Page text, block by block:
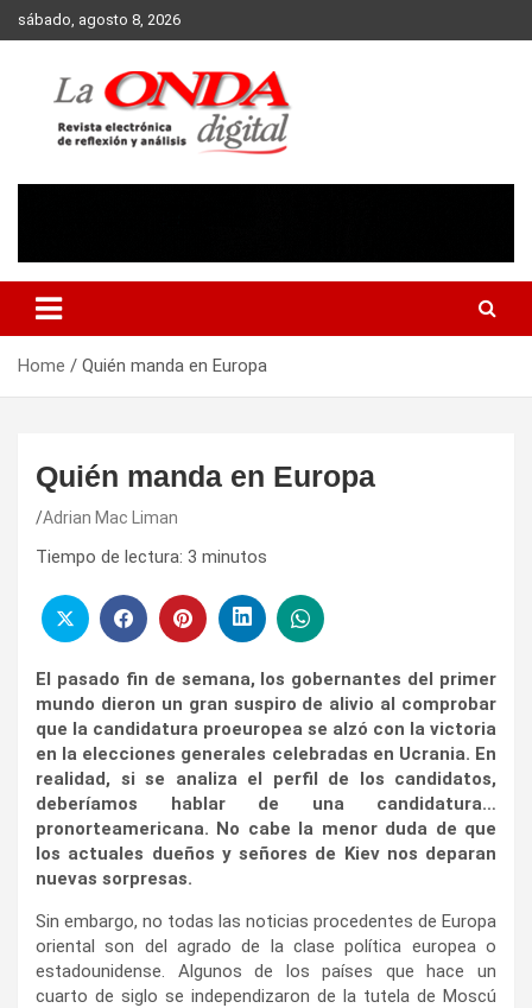
Skip
to
sábado, agosto 8, 2026
Home Quién manda en Europa
Quién manda en Europa
Adrian Mac Liman
Tiempo de lectura: 3 minutos
El pasado fin de semana, los gobernantes del primer
mundo dieron un gran suspiro de alivio al comprobar
que la candidatura proeuropea se alzó con la victoria
en la elecciones generales celebradas en Ucrania. En
realidad, si se analiza el perfil de los candidatos,
deberíamos hablar de una candidatura…
pronorteamericana. No cabe la menor duda de que
los actuales dueños y señores de Kiev nos deparan
nuevas sorpresas.
Sin embargo, no todas las noticias procedentes de Europa
oriental son del agrado de la clase política europea o
estadounidense. Algunos de los países que hace un
cuarto de siglo se independizaron de la tutela de Moscú